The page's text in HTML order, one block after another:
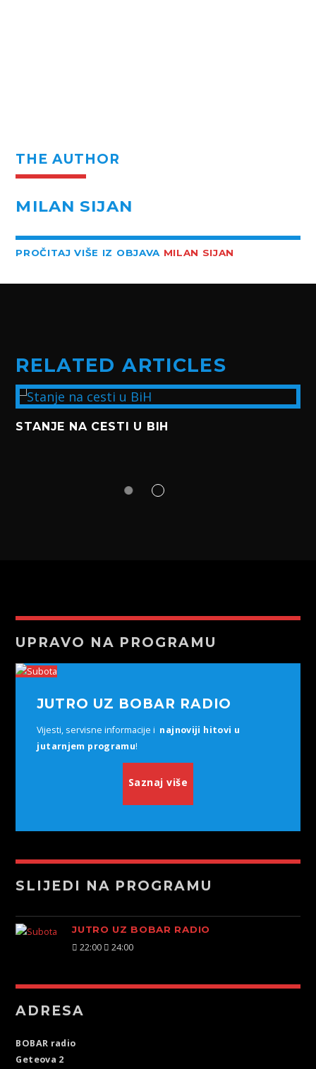
THE AUTHOR
MILAN SIJAN
PROČITAJ VIŠE IZ OBJAVA MILAN SIJAN
RELATED ARTICLES
STANJE NA CESTI U BIH
UPRAVO NA PROGRAMU
JUTRO UZ BOBAR RADIO
Vijesti, servisne informacije i najnoviji hitovi u
jutarnjem programu!
Saznaj više
SLIJEDI NA PROGRAMU
JUTRO UZ BOBAR RADIO
22:00 24:00
ADRESA
BOBAR radio
Geteova 2